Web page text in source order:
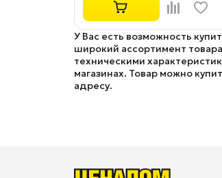
У Вас есть возможность
широкий ассортимент
техническими
магазинах. Товар можно
адресу.